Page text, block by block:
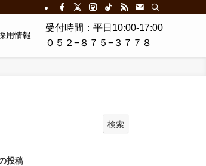
用情報
受付時間：平日10:00-17:00
０５２−８７５−３７７８
検索
投稿